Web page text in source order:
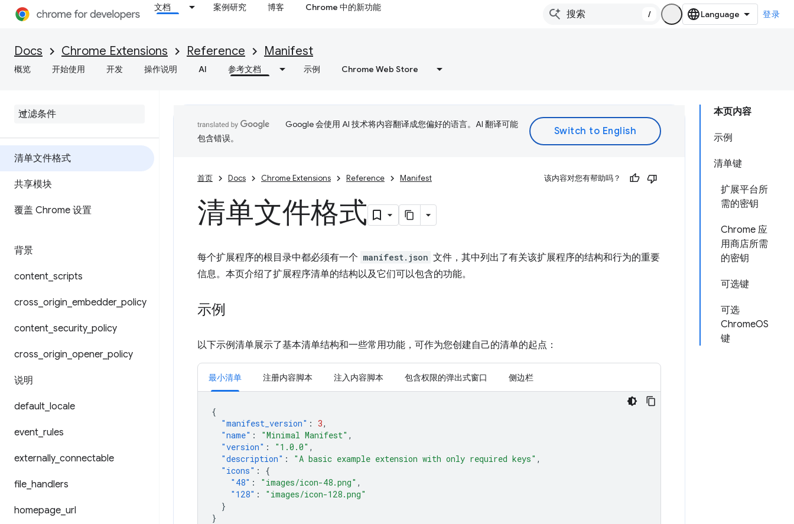
文档 案例研究 博客 Chrome 中的新功能
/ 登录
Docs Chrome Extensions Reference Manifest
概览 开始使用 开发 操作说明 AI 参考文档 示例 Chrome Web Store
清单文件格式
共享模块
覆盖 Chrome 设置
背景
content scripts
cross origin embedder_ policy
content security_ policy
cross origin opener_ policy
说明
default locale
event rules
externally_ connectable
file handlers
homepage url
本页内容
示例
清单键
扩展平台所
需的密钥
Chrome 应
用商店所需
的密钥
可选键
可选
ChromeOS
键
Google 会使用 AI 技术将内容翻译成您偏好的语言。AI 翻译可能
包含错误。
首页 Docs Chrome Extensions Reference Manifest 该内容对您有帮助吗？
清单文件格式
每个扩展程序的根目录中都必须有一个 manifest.json 文件，其中列出了有关该扩展程序的结构和行为的重要
信息。本页介绍了扩展程序清单的结构以及它们可以包含的功能。
示例
以下示例清单展示了基本清单结构和一些常用功能，可作为您创建自己的清单的起点：
最小清单 注册内容脚本 注入内容脚本 包含权限的弹出式窗口 侧边栏
{
"manifest_version" : 3,
"name" : "Minimal Manifest" ,
"version" : "1.0.0" ,
"description" : "A basic example extension with only required keys" ,
"icons" :
{
"48" : "images/icon-48.png" ,
"128" :
"images/icon-128.png"
}
}